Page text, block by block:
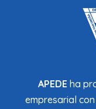
APEDEha
empresarial